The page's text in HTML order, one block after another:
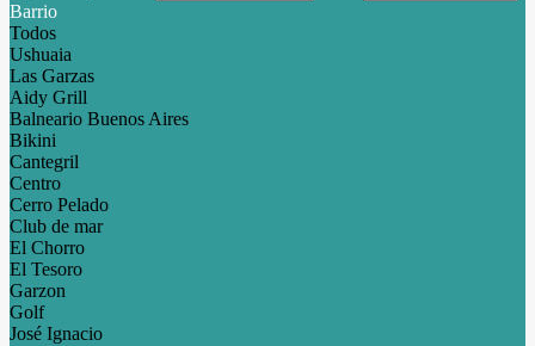
Barrio
Todos
Ushuaia
Las Garzas
Aidy Grill
Balneario Buenos Aires
Bikini
Cantegril
Centro
Cerro Pelado
Club de mar
El Chorro
El Tesoro
Garzon
Golf
José Ignacio